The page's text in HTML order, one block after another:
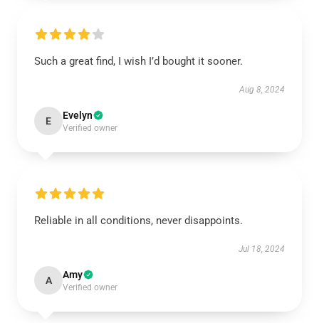
Such a great find, I wish I’d bought it sooner.
Aug 8, 2024
E Evelyn
Verified owner
Reliable in all conditions, never disappoints.
Jul 18, 2024
A Amy
Verified owner